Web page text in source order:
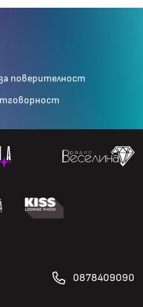
поверителност
0878409090